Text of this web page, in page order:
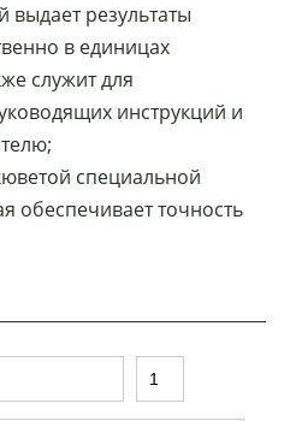
выдает результаты
в единицах
служит для
инструкций и
специальной
обеспечивает точность
л